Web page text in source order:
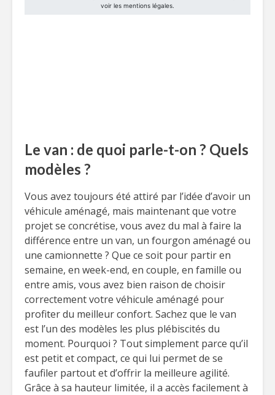
Le van : de quoi parle-t-on ? Quels
modèles ?
Vous avez toujours été attiré par l’idée d’avoir un
véhicule aménagé, mais maintenant que votre
projet se concrétise, vous avez du mal à faire la
différence entre un van, un fourgon aménagé ou
une camionnette ? Que ce soit pour partir en
semaine, en week-end, en couple, en famille ou
entre amis, vous avez bien raison de choisir
correctement votre véhicule aménagé pour
profiter du meilleur confort. Sachez que le van
est l’un des modèles les plus plébiscités du
moment. Pourquoi ? Tout simplement parce qu’il
est petit et compact, ce qui lui permet de se
faufiler partout et d’offrir la meilleure agilité.
Grâce à sa hauteur limitée, il a accès facilement à